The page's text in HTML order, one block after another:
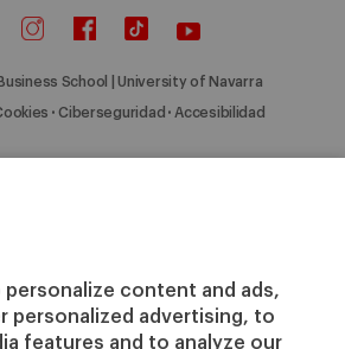
content and ads,
personalized advertising, to
features and to analyze our
School | University of Navarra
Ciberseguridad Accesibilidad